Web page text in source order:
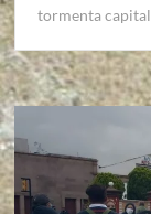
tormenta